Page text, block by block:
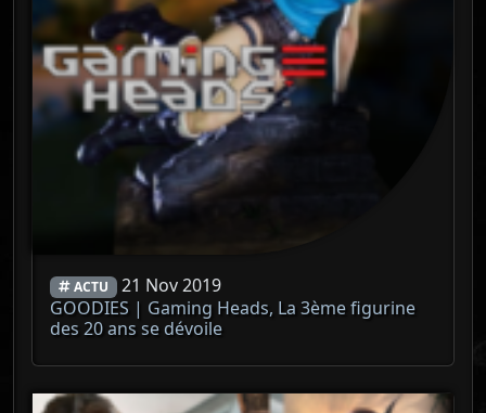
ACTU 21 Nov 2019
GOODIES | Gaming Heads, La 3ème figurine
des 20 ans se dévoile